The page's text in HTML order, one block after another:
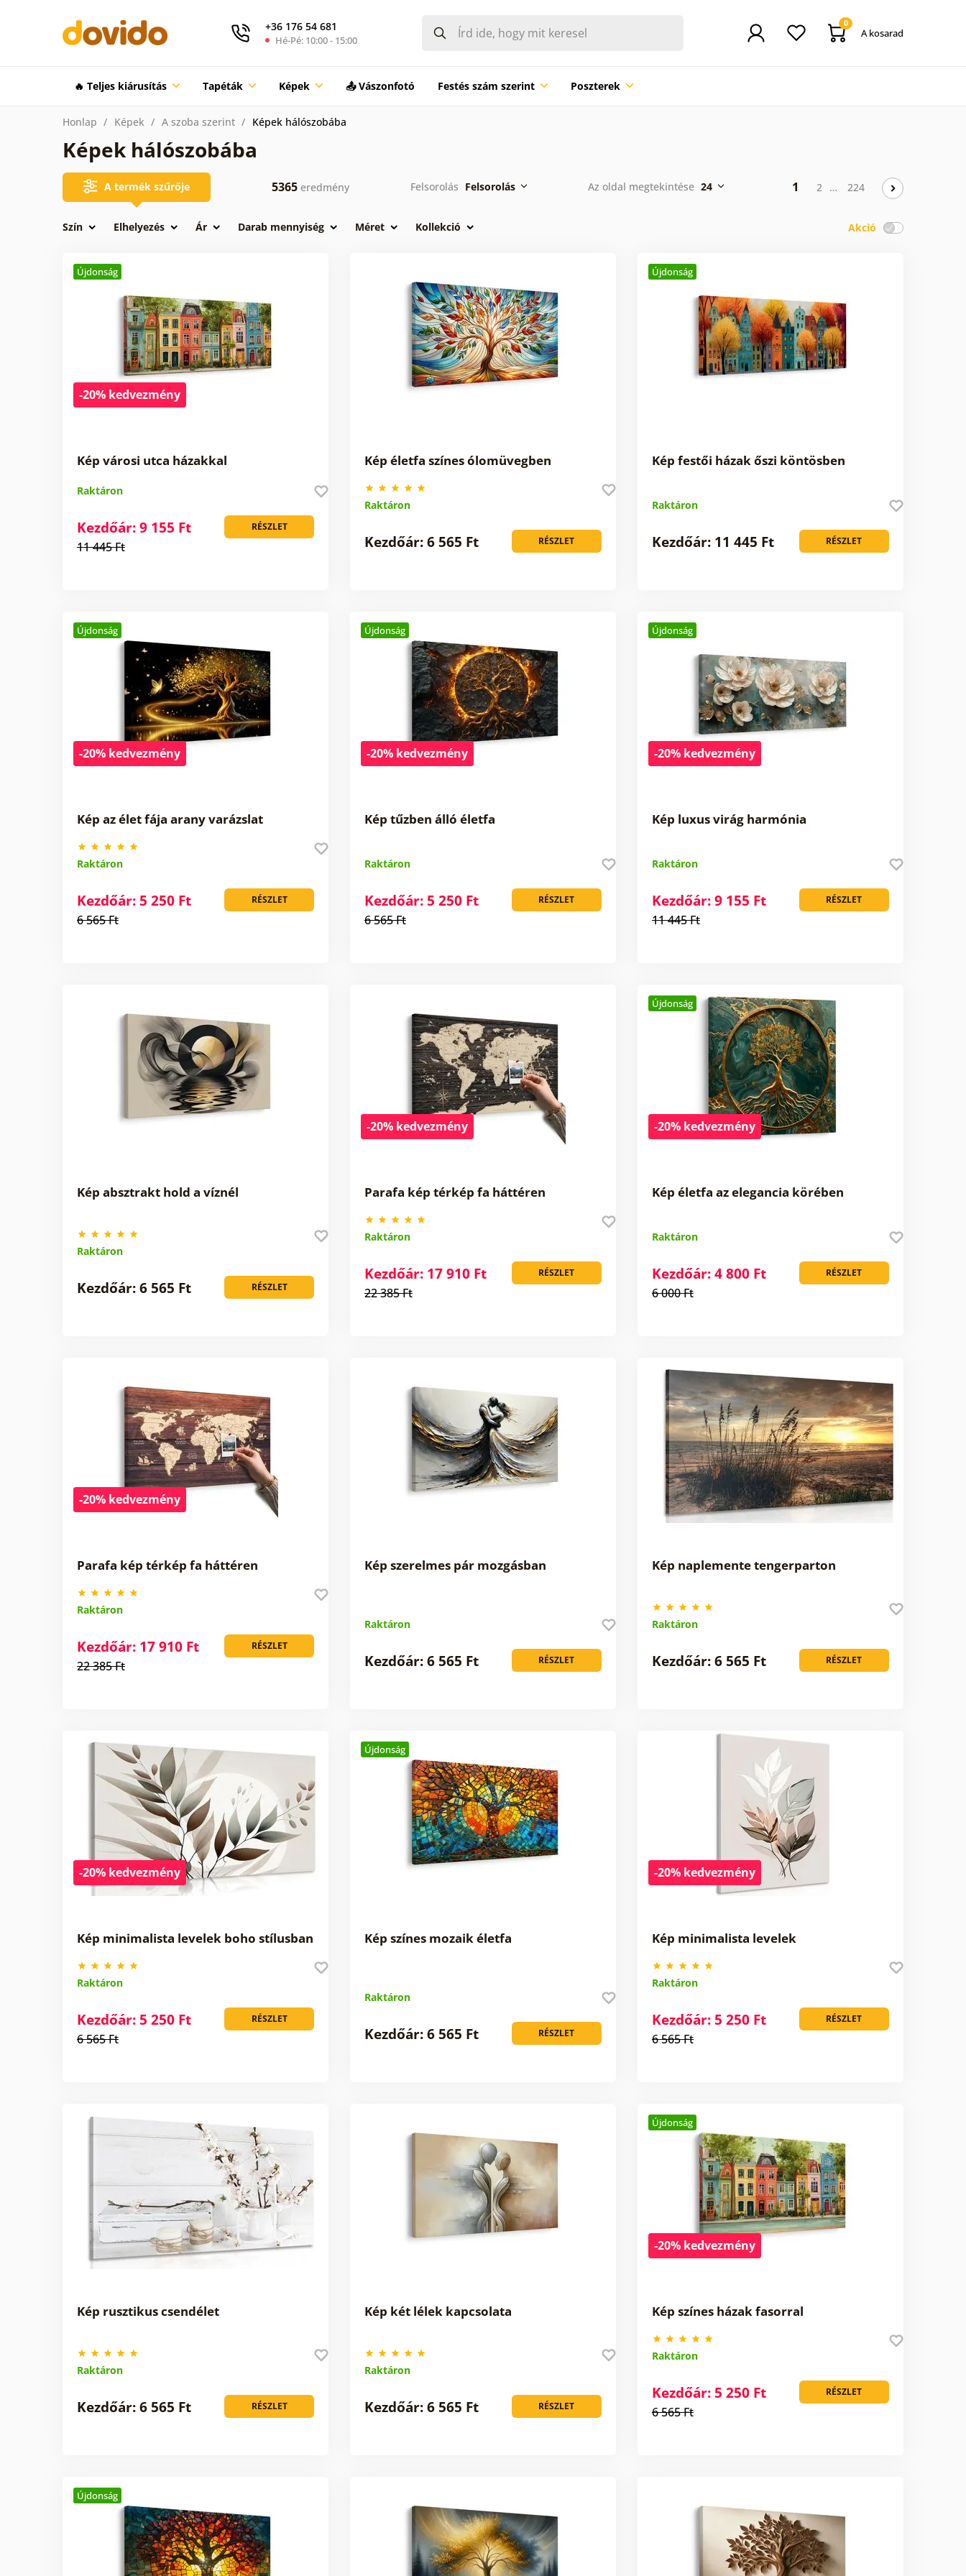
+36 176 54 681
Hé-Pé: 10:00 - 15:00
0
A kosarad
🔥 Teljes kiárusítás Tapéták Képek 📤 Vászonfotó Festés szám szerint Poszterek
Honlap Képek A szoba szerint Képek hálószobába
Képek hálószobába
A termék szűrője 5365 eredmény Felsorolás Felsorolás Az oldal megtekintése 24 1 2 … 224
Akció
Szín Elhelyezés Ár Darab mennyiség Méret Kollekció
Újdonság
-20% kedvezmény
Kép városi utca házakkal
Raktáron
RÉSZLET
Kezdőár: 9 155 Ft
11 445 Ft
Kép életfa színes ólomüvegben
Raktáron
RÉSZLET
Kezdőár: 6 565 Ft
Újdonság
Kép festői házak őszi köntösben
Raktáron
RÉSZLET
Kezdőár: 11 445 Ft
Újdonság
-20% kedvezmény
Kép az élet fája arany varázslat
Raktáron
RÉSZLET
Kezdőár: 5 250 Ft
6 565 Ft
Újdonság
-20% kedvezmény
Kép tűzben álló életfa
Raktáron
RÉSZLET
Kezdőár: 5 250 Ft
6 565 Ft
Újdonság
-20% kedvezmény
Kép luxus virág harmónia
Raktáron
RÉSZLET
Kezdőár: 9 155 Ft
11 445 Ft
Kép absztrakt hold a víznél
Raktáron
RÉSZLET
Kezdőár: 6 565 Ft
-20% kedvezmény
Parafa kép térkép fa háttéren
Raktáron
RÉSZLET
Kezdőár: 17 910 Ft
22 385 Ft
Újdonság
-20% kedvezmény
Kép életfa az elegancia körében
Raktáron
RÉSZLET
Kezdőár: 4 800 Ft
6 000 Ft
-20% kedvezmény
Parafa kép térkép fa háttéren
Raktáron
RÉSZLET
Kezdőár: 17 910 Ft
22 385 Ft
Kép szerelmes pár mozgásban
Raktáron
RÉSZLET
Kezdőár: 6 565 Ft
Kép naplemente tengerparton
Raktáron
RÉSZLET
Kezdőár: 6 565 Ft
-20% kedvezmény
Kép minimalista levelek boho stílusban
Raktáron
RÉSZLET
Kezdőár: 5 250 Ft
6 565 Ft
Újdonság
Kép színes mozaik életfa
Raktáron
RÉSZLET
Kezdőár: 6 565 Ft
-20% kedvezmény
Kép minimalista levelek
Raktáron
RÉSZLET
Kezdőár: 5 250 Ft
6 565 Ft
Kép rusztikus csendélet
Raktáron
RÉSZLET
Kezdőár: 6 565 Ft
Kép két lélek kapcsolata
Raktáron
RÉSZLET
Kezdőár: 6 565 Ft
Újdonság
-20% kedvezmény
Kép színes házak fasorral
Raktáron
RÉSZLET
Kezdőár: 5 250 Ft
6 565 Ft
Újdonság